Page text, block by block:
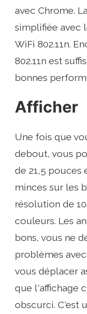
avec Chrome.
simplifiée avec
WiFi 802.11n.
802.11n est
bonnes
Afficher
Une fois que
debout, vous
de 21,5 pouces
minces sur les
résolution de
couleurs. Les
bons, vous ne
problèmes avec
vous déplacer
que l'affichage
obscurci. C'est